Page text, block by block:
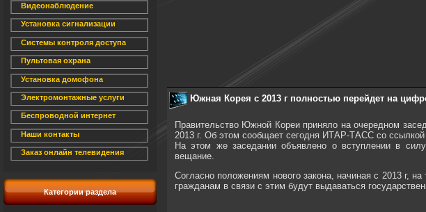
Видеонаблюдение
Установка сигнализации
Системы контроля доступа
Пультовая охрана
Установка домофона
Электромонтажные услуги
Беспроводной интернет
Наши контакты
Заказ онлайн телевидения
Категории раздела
Южная Корея с 2013 г полностью перейдет на
Правительство Южной Кореи приняло на очередном
2013 г. Об этом сообщает сегодня ИТАР-ТАСС со
На этом же заседании объявлено о вступлении в
вещание.
Согласно положениям нового закона, начиная с 2013 г,
гражданам в связи с этим будут выдаваться